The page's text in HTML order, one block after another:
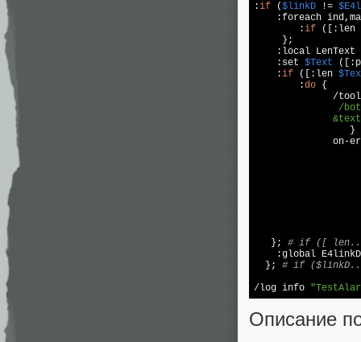
:if ($linkD !=
:foreach
        :
if ([:len
     };
    :
local
    :
set $Text
    :
if ([:len
        :
do {
/
/
                 }
on-
   };
# if ([
:global
  };
# if
/ log info
Описание